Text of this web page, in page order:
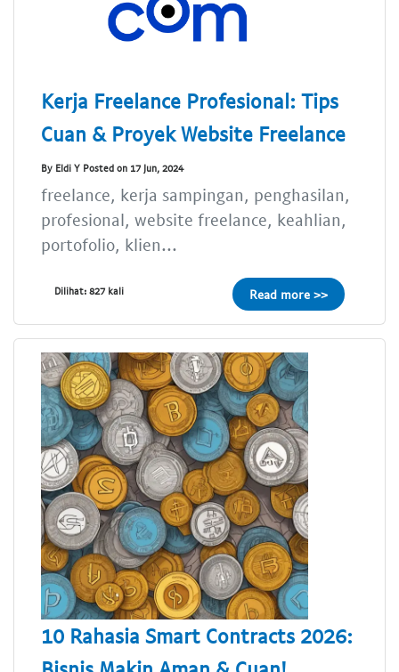
Kerja Freelance Profesional: Tips
Cuan & Proyek Website Freelance
By Eldi Y Posted on 17 Jun, 2024
freelance, kerja sampingan, penghasilan,
profesional, website freelance, keahlian,
portofolio, klien...
Dilihat: 827 kali Read more >>
10 Rahasia Smart Contracts 2026: